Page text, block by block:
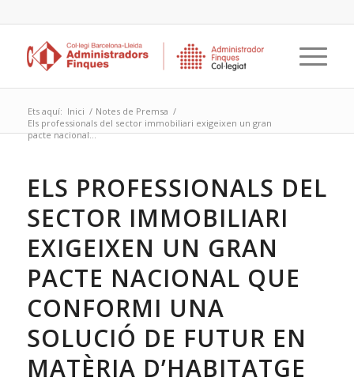
Ets aquí: Inici / Notes de Premsa /
Els professionals del sector immobiliari exigeixen un gran
pacte nacional...
ELS PROFESSIONALS DEL
SECTOR IMMOBILIARI
EXIGEIXEN UN GRAN
PACTE NACIONAL QUE
CONFORMI UNA
SOLUCIÓ DE FUTUR EN
MATÈRIA D’HABITATGE